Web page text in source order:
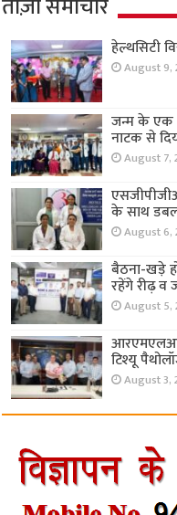
हेल्थसिटी
August 9,
जन्म के एक
नाटक से
August 7,
के साथ डबल
August 6,
बैठना-खड़े
रहेंगे रीढ़
August 5,
टिश्यू
August 3,